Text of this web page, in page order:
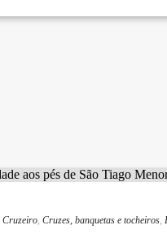
Cruzeiro, Cruzes, banquetas e tocheiros,